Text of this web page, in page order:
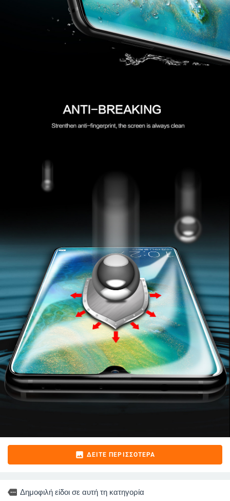
image ΔΕΊΤΕ ΠΕΡΙΣΣΌΤΕΡΑ
more Δημοφιλή είδοι σε αυτή τη κατηγορία